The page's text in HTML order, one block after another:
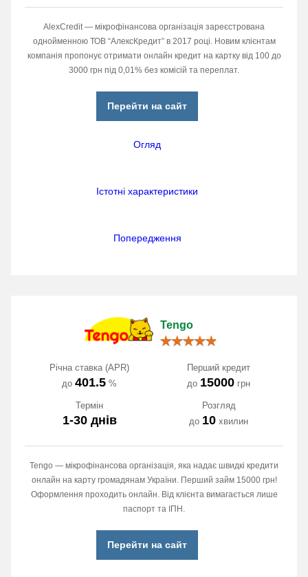
AlexCredit — мікрофінансова організація зареєстрована
однойменною ТОВ “АлексКредит” в 2017 році. Новим клієнтам
компанія пропонує отримати онлайн кредит на картку від 100 до
3000 грн під 0,01% без комісій та переплат.
Перейти на сайт
Огляд
Істотні характеристики
Попередження
Tengo
Річна ставка (APR)
до 401.5 %
Перший кредит
до 15000 грн
Термін
1-30 днів
Розгляд
до 10 хвилин
Tengo — мікрофінансова організація, яка надає швидкі кредити
онлайн на карту громадянам України. Перший займ 15000 грн!
Оформлення проходить онлайн. Від клієнта вимагається лише
паспорт та ІПН.
Перейти на сайт